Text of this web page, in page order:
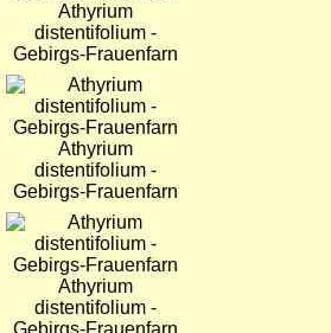
Athyrium
distentifolium -
Gebirgs-Frauenfarn
Bild
Athyrium
distentifolium -
Gebirgs-Frauenfarn
Bild
Athyrium
distentifolium -
Gebirgs-Frauenfarn